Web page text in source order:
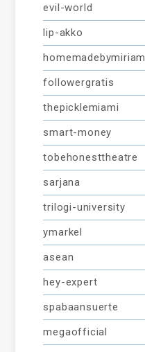
evil-world
lip-akko
homemadebymiriam
followergratis
thepicklemiami
smart-money
tobehonesttheatre
sarjana
trilogi-university
ymarkel
asean
hey-expert
spabaansuerte
megaofficial